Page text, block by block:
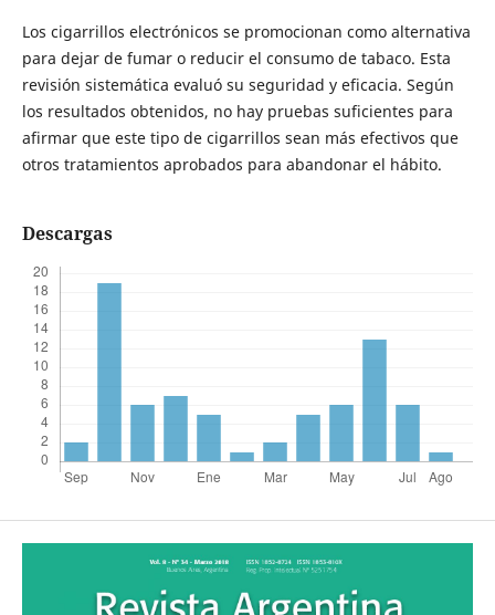
Los cigarrillos electrónicos se promocionan como alternativa
para dejar de fumar o reducir el consumo de tabaco. Esta
revisión sistemática evaluó su seguridad y eficacia. Según
los resultados obtenidos, no hay pruebas suficientes para
afirmar que este tipo de cigarrillos sean más efectivos que
otros tratamientos aprobados para abandonar el hábito.
Descargas